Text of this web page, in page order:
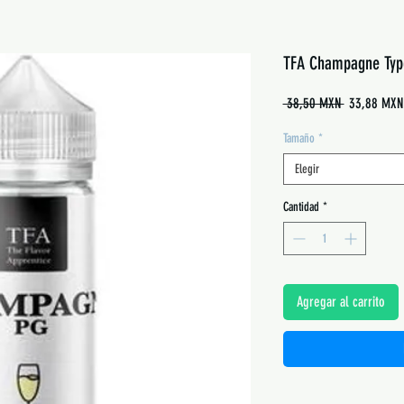
TFA Champagne
38,50 MXN Precio
33,88 MXN
Tamaño *
Elegir
Cantidad *
Agregar al carrito